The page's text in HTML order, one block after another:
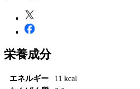
栄養成分
エネルギー
11 kcal